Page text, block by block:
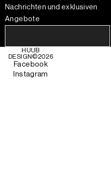
Nachrichten und exklusiven
Angebote
HUUB
DESIGN©2026
Facebook
Instagram